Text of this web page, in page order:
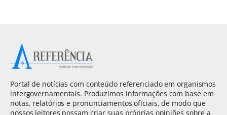
Portal de notícias com conteúdo referenciado em organismos
intergovernamentais. Produzimos informações com base em
notas, relatórios e pronunciamentos oficiais, de modo que
nossos leitores possam criar suas próprias opiniões sobre a